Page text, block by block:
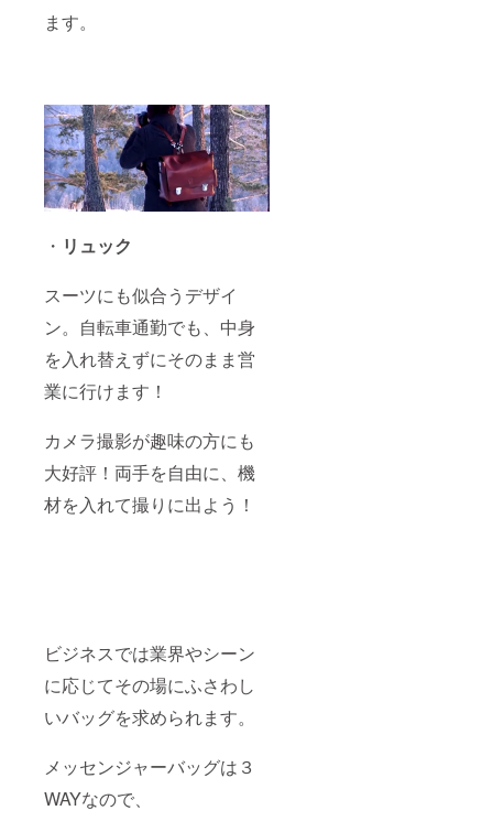
ます。
・ リュック
スーツにも似合うデザイ
ン。自転車通勤でも、中身
を入れ替えずにそのまま営
業に行けます！
カメラ撮影が趣味の方にも
大好評！両手を自由に、機
材を入れて撮りに出よう！
ビジネスでは業界やシーン
に応じてその場にふさわし
いバッグを求められます。
メッセンジャーバッグは３
WAYなので、